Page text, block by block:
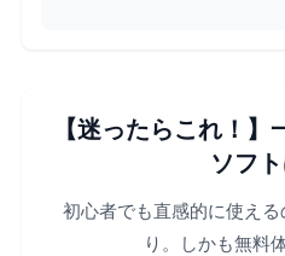
【迷ったらこれ！
ソフ
初心者でも直感的に使え
り。しかも無料